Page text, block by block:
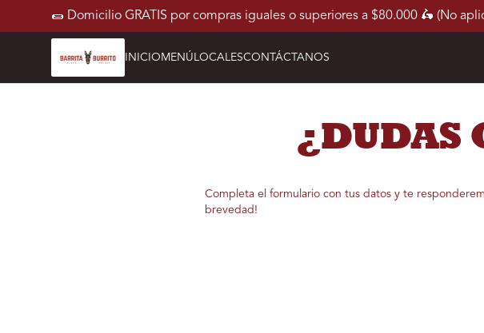
🌯 Domicilio GRATIS por compras iguales o superiores a $80.000 🛵 (No
INICIO MENÚ LOCALESCONTÁCTANOS
¿DUDAS
Completa el formulario con tus datos y te
brevedad!